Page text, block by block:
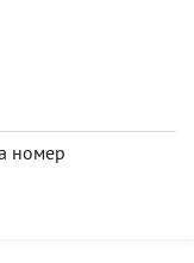
номер